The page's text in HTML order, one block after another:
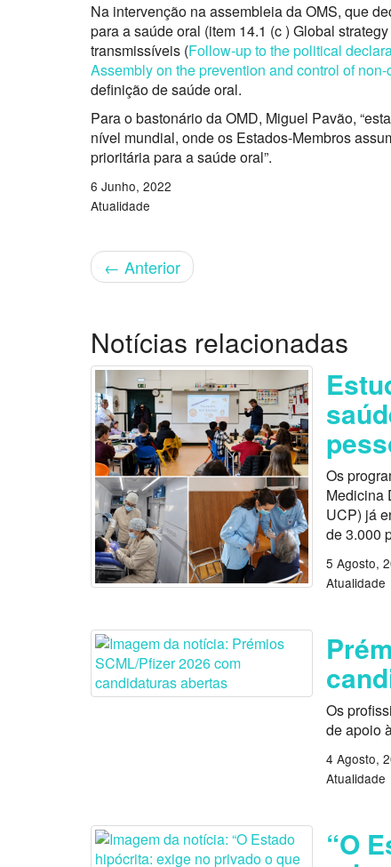
Na intervenção na assembleia da OMS, que
para a saúde oral (item 14.1 (c ) Global
transmissíveis (Follow-up to the political
Assembly on the prevention and control of
definição de saúde oral.
Para o bastonário da OMD, Miguel Pavão,
nível mundial, onde os Estados-Membros
prioritária para a saúde oral”.
6 Junho, 2022
Atualidade
← Anterior
Notícias relacionadas
Os
Medicina
UCP) já
de 3.000
5 Agosto,
Atualidade
Os
de apoio
4 Agosto,
Atualidade
“O